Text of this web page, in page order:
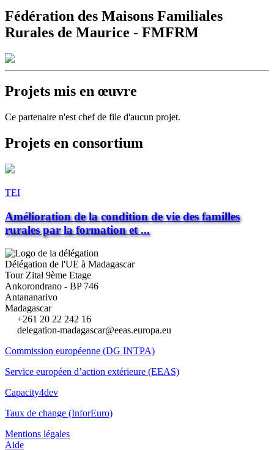
Fédération des Maisons Familiales
Rurales de Maurice - FMFRM
Projets mis en œuvre
Ce partenaire n'est chef de file d'aucun projet.
Projets en consortium
TEI
Amélioration de la condition de vie des familles
rurales par la formation et ...
Délégation de l'UE à Madagascar
Tour Zital 9ème Etage
Ankorondrano - BP 746
Antananarivo
Madagascar
+261 20 22 242 16
delegation-madagascar@eeas.europa.eu
Commission européenne (DG INTPA)
Service européen d’action extérieure (EEAS)
Capacity4dev
Taux de change (InforEuro)
Mentions légales
Aide